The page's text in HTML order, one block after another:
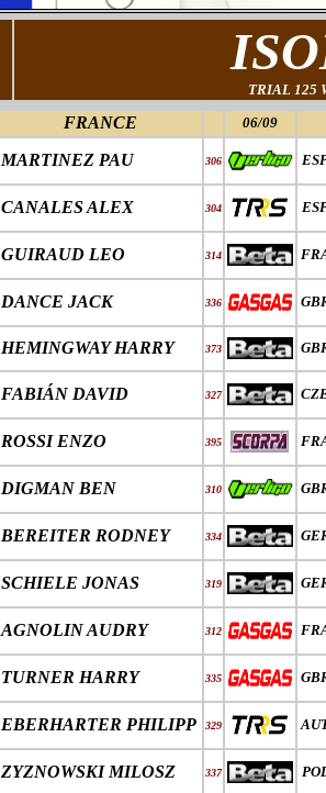
TRIAL 125
FRANCE 06/09
MARTINEZ PAU 306
CANALES ALEX 304
GUIRAUD LEO 314
DANCE JACK 336
HEMINGWAY HARRY 373
FABIÁN DAVID 327
ROSSI ENZO 395
DIGMAN BEN 310
BEREITER RODNEY 334
SCHIELE JONAS 319
AGNOLIN AUDRY 312
TURNER HARRY 335
EBERHARTER PHILIPP 329
ZYZNOWSKI MILOSZ 337